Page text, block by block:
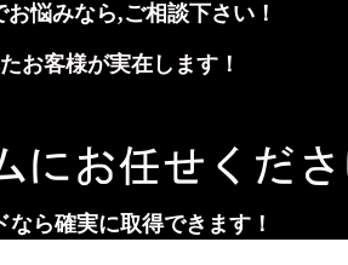
悩みなら,ご相談下さい！
お客様が実在します！
ら確実に取得できます！